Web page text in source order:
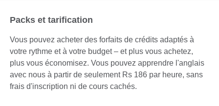
More
available.
Packs et tarification
Vous pouvez acheter des forfaits de crédits adaptés à
votre rythme et à votre budget – et plus vous achetez,
plus vous économisez. Vous pouvez apprendre l'anglais
avec nous à partir de seulement Rs 186 par heure, sans
frais d'inscription ni de cours cachés.